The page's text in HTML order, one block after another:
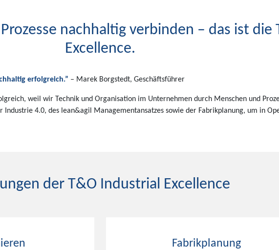
nachhaltig verbinden – das ist die
Excellence.
erfolgreich.” – Marek Borgstedt, Geschäftsführer
weil wir Technik und Organisation im Unternehmen durch Menschen und
Industrie 4.0, des lean&agil Managementansatzes sowie der Fabrikplanung, um in
der T&O Industrial Excellence
Fabrikplanung